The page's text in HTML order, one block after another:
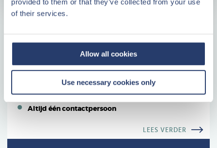
provided to them or that they’ve collected from your use
of their services.
Allow all cookies
Use necessary cookies only
Plattegrond
Plattegrond
Een tastbare investering
Weten waar uw geld naartoe gaat
Geen onverwachte kosten
Altijd één contactpersoon
LEES VERDER